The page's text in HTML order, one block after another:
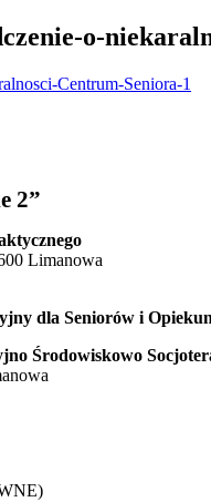
o-
Centrum-Seniora-1
2”
Limanowa
dla Seniorów i
Środowiskowo